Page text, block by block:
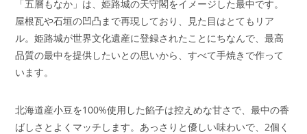
「五層もなか」は、姫路城の天守閣をイメージした最中です。
屋根瓦や石垣の凹凸まで再現しており、見た目はとてもリア
ル。姫路城が世界文化遺産に登録されたことにちなんで、最高
品質の最中を提供したいとの思いから、すべて手焼きで作って
います。
北海道産小豆を100%使用した餡子は控えめな甘さで、最中の香
ばしさとよくマッチします。あっさりと優しい味わいで、2個く